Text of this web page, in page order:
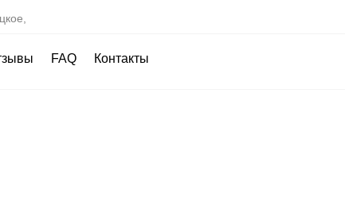
FAQ Контакты